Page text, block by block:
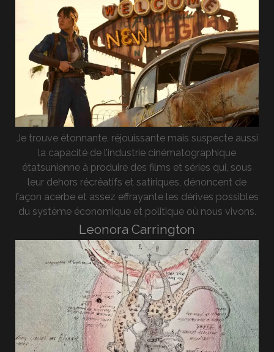
Je trouve étonnante, réjouissante mais suspecte aussi
la capacité de l’industrie cinématographique
étatsunienne à produire des films et séries qui, sous
leur dehors récréatifs et satiriques, dénoncent de
façon acerbe et assez effrayante les dérives possibles
du système économique et politique où nous vivons.
Leonora Carrington